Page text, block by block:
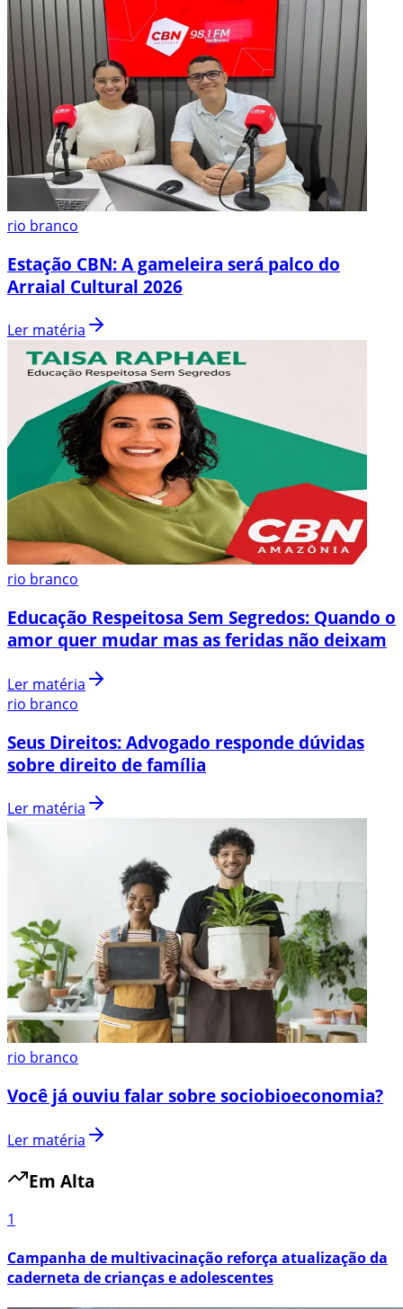
rio branco
Estação CBN: A gameleira será palco do
Arraial Cultural 2026
Ler matéria
rio branco
Educação Respeitosa Sem Segredos: Quando o
amor quer mudar mas as feridas não deixam
Ler matéria
rio branco
Seus Direitos: Advogado responde dúvidas
sobre direito de família
Ler matéria
rio branco
Você já ouviu falar sobre sociobioeconomia?
Ler matéria
Em Alta
1
Campanha de multivacinação reforça atualização da
caderneta de crianças e adolescentes